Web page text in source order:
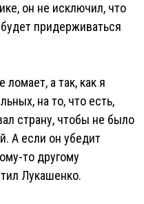
он не исключил, что
придерживаться
ломает, а так, как я
на то, что есть,
страну, чтобы не было
А если он убедит
то другому
Лукашенко.